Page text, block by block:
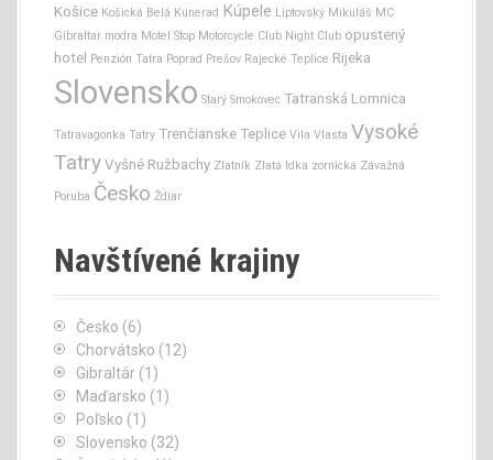
Košice Košická Belá Kunerad Kúpele Liptovský Mikuláš MC
Gibraltar modra Motel Stop Motorcycle Club Night Club opustený
hotel
Penzión Tatra Poprad Prešov Rajecké Teplice Rijeka
Slovensko Starý Smokovec Tatranská Lomnica
Tatravagonka Tatry Trenčianske Teplice Vila Vlasta Vysoké
Tatry Vyšné Ružbachy Zlatník Zlatá Idka zornicka Závažná
Poruba Česko Ždiar
Navštívené krajiny
Česko (6)
Chorvátsko (12)
Gibraltár (1)
Maďarsko (1)
Poľsko (1)
Slovensko (32)